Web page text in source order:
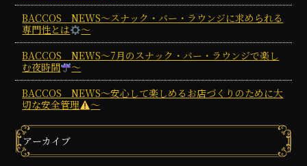
BACCOS NEWS～スナック・バー・ラウンジに求められる
専門性とは
～
BACCOS NEWS～7月のスナック・バー・ラウンジで楽し
む夜時間
～
BACCOS NEWS～安心して楽しめるお店づくりのために大
切な安全管理
～
アーカイブ